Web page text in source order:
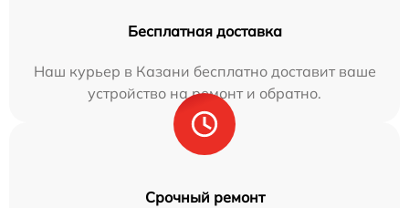
Бесплатная доставка
Наш курьер в Казани бесплатно доставит ваше
устройство на ремонт и обратно.
Срочный ремонт